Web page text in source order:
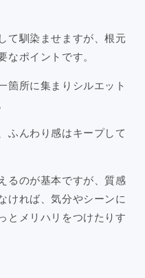
て馴染ませますが、根元
なポイントです。
箇所に集まりシルエット
ふんわり感はキープして
るのが基本ですが、質感
ければ、気分やシーンに
とメリハリをつけたりす